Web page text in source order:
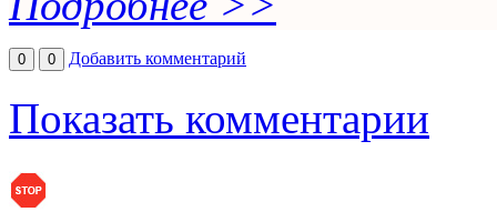
0 0 Добавить комментарий
Показать комментарии